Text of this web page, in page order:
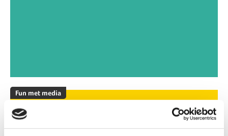
Fun met media
Leuke apps voor tieners om de
zomer door te komen